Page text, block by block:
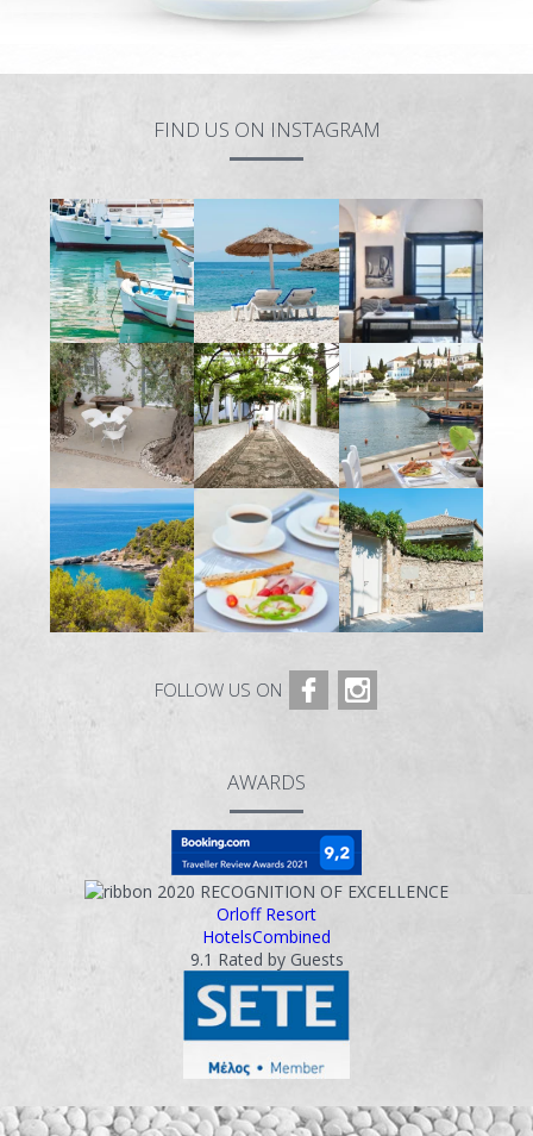
FIND US ON INSTAGRAM
FOLLOW US ON
AWARDS
2020 RECOGNITION OF EXCELLENCE
Orloff Resort
HotelsCombined
9.1 Rated by Guests